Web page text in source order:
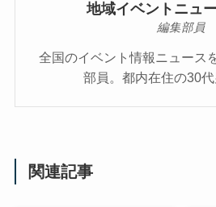
地域イベントニュ
編集部員
全国のイベント情報ニュース
部員。都内在住の30代
関連記事